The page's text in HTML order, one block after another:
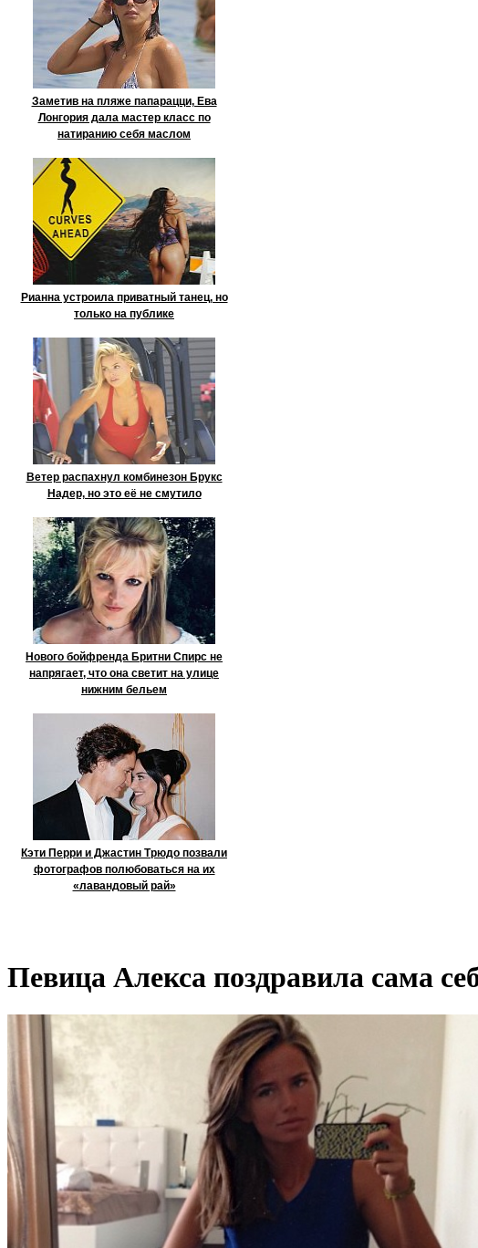
Заметив на пляже папарацци, Ева
Лонгория дала мастер класс по
натиранию себя маслом
Рианна устроила приватный танец, но
только на публике
Ветер распахнул комбинезон Брукс
Надер, но это её не смутило
Нового бойфренда Бритни Спирс не
напрягает, что она светит на улице
нижним бельем
Кэти Перри и Джастин Трюдо позвали
фотографов полюбоваться на их
«лавандовый рай»
Певица Алекса поздравила сама